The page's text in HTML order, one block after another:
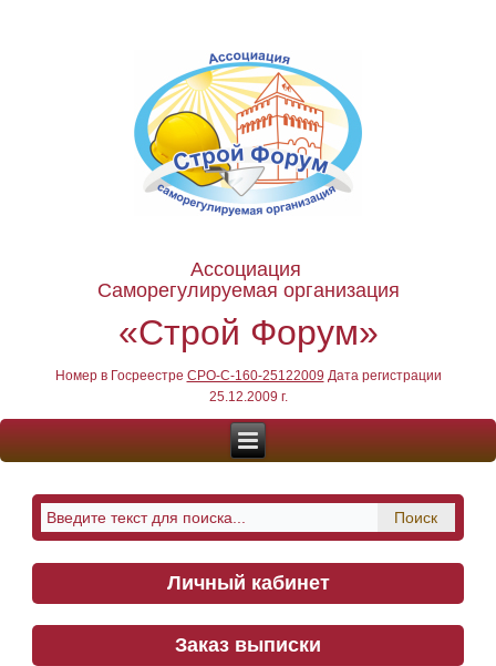
Ассоциация
Саморегулируемая организация
«Строй Форум»
Номер в Госреестре СРО-С-160-25122009 Дата регистрации
25.12.2009 г.
Личный кабинет
Заказ выписки